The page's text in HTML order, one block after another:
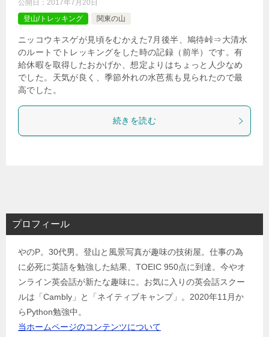
公開日： 2017年7月20日
登山/トレッキング
関東の山
ニッコウキスゲが見頃をむかえた7月後半、鳩待峠⇒大清水
のルートでトレッキングをした時の記録（前半）です。有
給休暇を取得したおかげか、想定よりはちょっと人少なめ
でした。天気が良く、季節外れの水芭蕉も見られたので最
高でした。
続きを読む
プロフィール
やのP。30代男。登山と風景写真が趣味の技術屋。仕事の為
に必死に英語を勉強した結果、TOEIC 950点に到達。今やオ
ンライン英会話が新たな趣味に。お気に入りの英会話スクー
ルは「Cambly」と「ネイティブキャンプ」。2020年11月か
らPython勉強中。
当ホームページのコンテンツについて